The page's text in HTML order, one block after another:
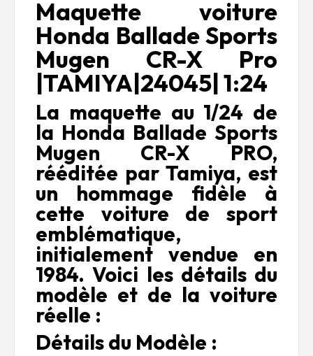
Maquette voiture
Honda Ballade Sports
Mugen CR-X Pro
|TAMIYA|24045| 1:24
La maquette au 1/24 de
la Honda Ballade Sports
Mugen CR-X PRO,
rééditée par Tamiya, est
un hommage fidèle à
cette voiture de sport
emblématique,
initialement vendue en
1984. Voici les détails du
modèle et de la voiture
réelle :
Détails du Modèle :